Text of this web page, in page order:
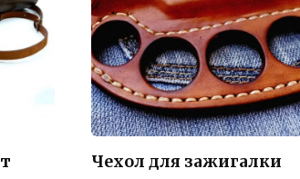
Чехол для зажигалки